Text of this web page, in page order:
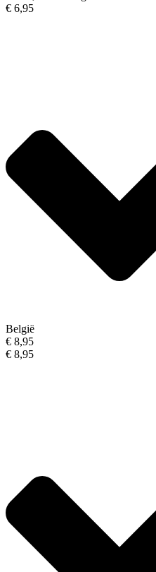
€ 6,95
België
€ 8,95
€ 8,95